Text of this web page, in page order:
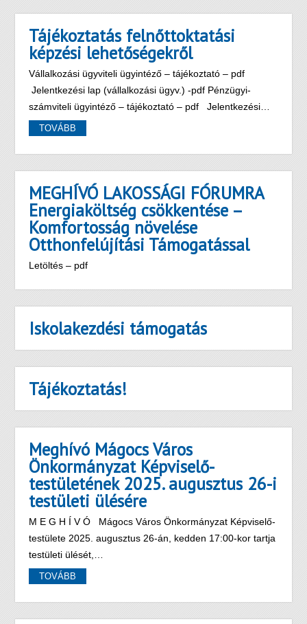
Tájékoztatás felnőttoktatási
képzési lehetőségekről
Vállalkozási ügyviteli ügyintéző – tájékoztató – pdf
Jelentkezési lap (vállalkozási ügyv.) -pdf Pénzügyi-
számviteli ügyintéző – tájékoztató – pdf Jelentkezési…
TOVÁBB
MEGHÍVÓ LAKOSSÁGI FÓRUMRA
Energiaköltség csökkentése –
Komfortosság növelése
Otthonfelújítási Támogatással
Letöltés – pdf
Iskolakezdési támogatás
Tájékoztatás!
Meghívó Mágocs Város
Önkormányzat Képviselő-
testületének 2025. augusztus 26-i
testületi ülésére
M E G H Í V Ó Mágocs Város Önkormányzat Képviselő-
testülete 2025. augusztus 26-án, kedden 17:00-kor tartja
testületi ülését,…
TOVÁBB